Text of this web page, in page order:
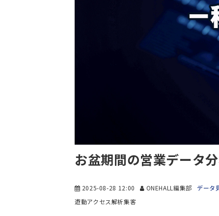
お盆期間の営業データ
2025-08-28 12:00 ONEHALL編集部
データ
遊動アクセス解析集客